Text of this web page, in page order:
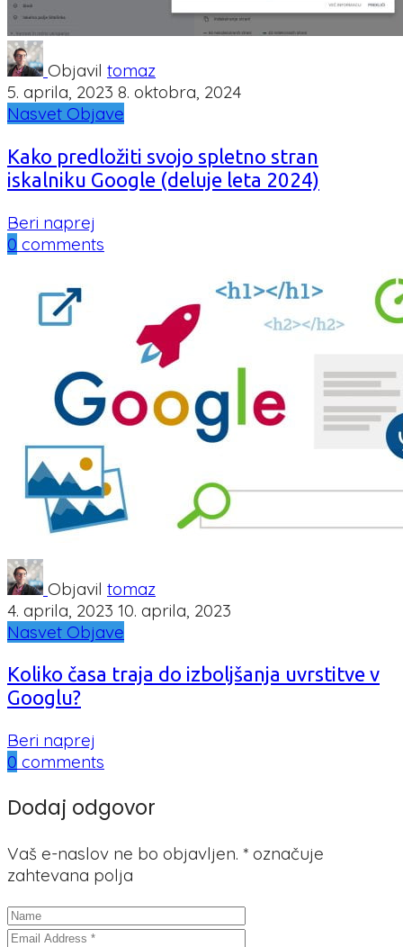
Objavil tomaz
5. aprila, 2023 8. oktobra, 2024
Nasvet Objave
Kako predložiti svojo spletno stran
iskalniku Google (deluje leta 2024)
Beri naprej
0 comments
Objavil tomaz
4. aprila, 2023 10. aprila, 2023
Nasvet Objave
Koliko časa traja do izboljšanja uvrstitve v
Googlu?
Beri naprej
0 comments
Dodaj odgovor
Vaš e-naslov ne bo objavljen. * označuje
zahtevana polja